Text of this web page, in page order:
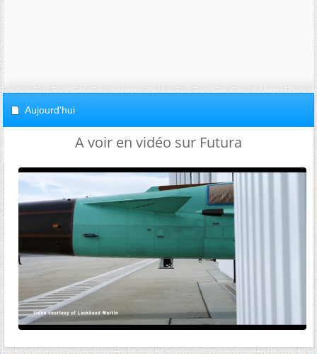
Aujourd'hui
A voir en vidéo sur Futura